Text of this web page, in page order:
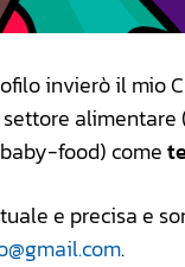
invierò il mio
food) come
e precisa e
.